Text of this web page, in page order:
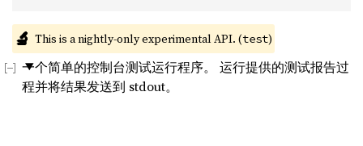
🔬 This is a nightly-only experimental API. (test)
一个简单的控制台测试运行程序。 运行提供的测试报告过
程并将结果发送到 stdout。